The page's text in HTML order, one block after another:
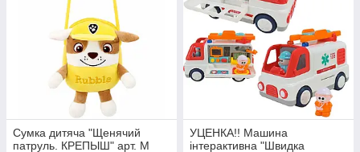
Сумка дитяча "Щенячий
патруль. КРЕПЫШ" арт. M
УЦЕНКА!! Машина
інтерактивна "Швидка